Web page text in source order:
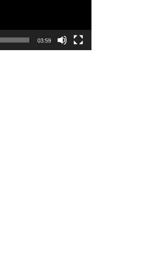
03:59